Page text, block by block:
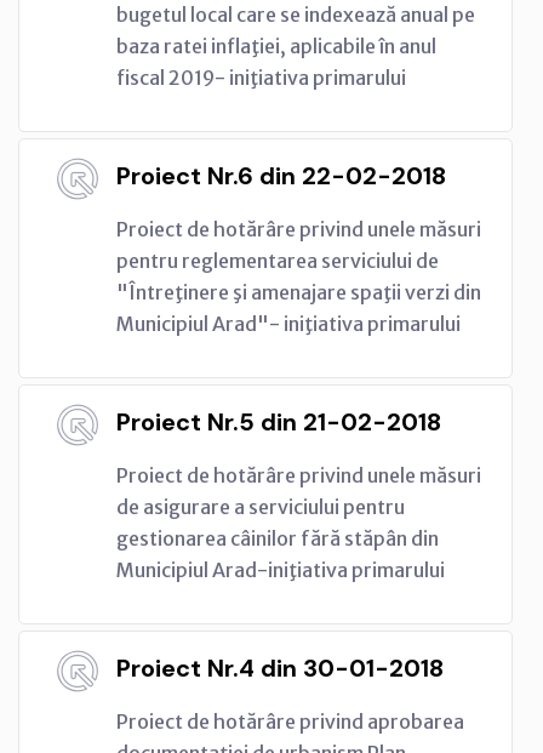
bugetul local care se indexează anual pe
baza ratei inflaţiei, aplicabile în anul
fiscal 2019- iniţiativa primarului
Proiect Nr.6 din 22-02-2018
Proiect de hotărâre privind unele măsuri
pentru reglementarea serviciului de
"Întreţinere şi amenajare spaţii verzi din
Municipiul Arad"- iniţiativa primarului
Proiect Nr.5 din 21-02-2018
Proiect de hotărâre privind unele măsuri
de asigurare a serviciului pentru
gestionarea câinilor fără stăpân din
Municipiul Arad-iniţiativa primarului
Proiect Nr.4 din 30-01-2018
Proiect de hotărâre privind aprobarea